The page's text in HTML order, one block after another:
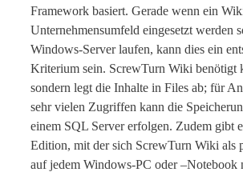
Framework basiert. Gerade wenn ein
Unternehmensumfeld eingesetzt werden
Windows-Server laufen, kann dies ein
Kriterium sein. ScrewTurn Wiki benötigt
sondern legt die Inhalte in Files ab; für
sehr vielen Zugriffen kann die
einem SQL Server erfolgen. Zudem gibt
Edition, mit der sich ScrewTurn Wiki als
auf jedem Windows-PC oder –Notebook